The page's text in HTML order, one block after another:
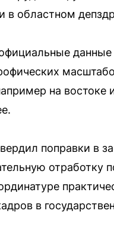
областном
данные
на востоке
поправки в
отработку
в